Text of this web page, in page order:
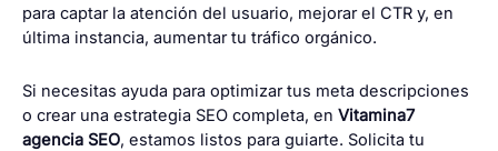
para captar la atención del usuario, mejorar el CTR y, en
última instancia, aumentar tu tráfico orgánico.
Si necesitas ayuda para optimizar tus meta descripciones
o crear una estrategia SEO completa, en Vitamina7
agencia SEO, estamos listos para guiarte. Solicita tu